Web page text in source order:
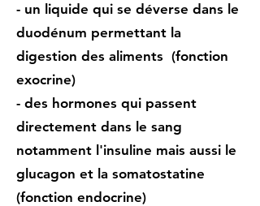
- un liquide qui se déverse dans le
duodénum permettant la
digestion des aliments (fonction
exocrine)
- des hormones qui passent
directement dans le sang
notamment l'insuline mais aussi le
glucagon et la somatostatine
(fonction endocrine)